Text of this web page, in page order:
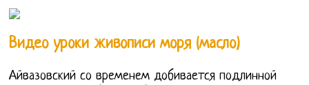
Видео уроки живописи моря (масло)
Айвазовский со временем добивается подлинной